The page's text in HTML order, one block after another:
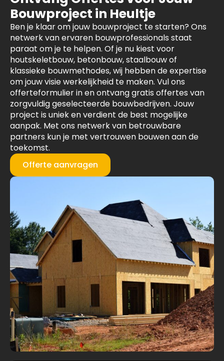
Bouwproject in Heultje
Ben je klaar om jouw bouwproject te starten? Ons
netwerk van ervaren bouwprofessionals staat
paraat om je te helpen. Of je nu kiest voor
houtskeletbouw, betonbouw, staalbouw of
klassieke bouwmethodes, wij hebben de expertise
om jouw visie werkelijkheid te maken. Vul ons
offerteformulier in en ontvang gratis offertes van
zorgvuldig geselecteerde bouwbedrijven. Jouw
project is uniek en verdient de best mogelijke
aanpak. Met ons netwerk van betrouwbare
partners kun je met vertrouwen bouwen aan de
toekomst.
Offerte aanvragen